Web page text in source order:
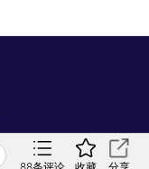
88条评论 收藏 分享